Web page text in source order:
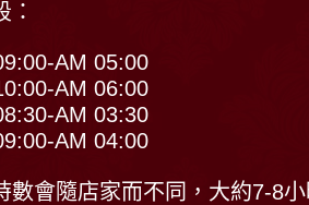
：
AM 05:00
AM 06:00
AM 03:30
AM 04:00
數會隨店家而不同，大約7-8小